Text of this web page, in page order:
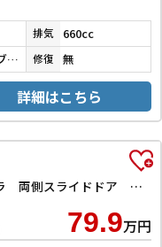
排気 660cc
クリスタルブラックパール 修復 無
詳細はこちら
Gホンダセンシング ETC バックカメラ 両側スライドドア ナビ クリアランスソナー オートクルーズコントロール レーンアシスト 衝突被害軽減システム オートライト LEDヘッドランプ スマートキー
79.9万円